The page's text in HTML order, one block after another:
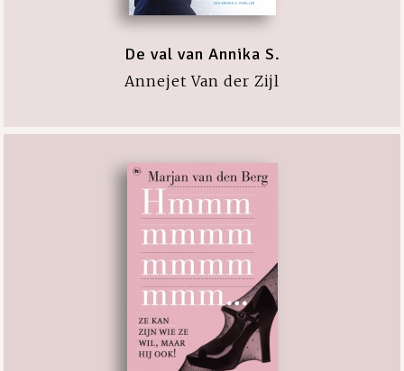
De val van Annika S.
Annejet Van der Zijl